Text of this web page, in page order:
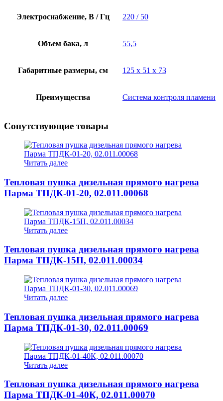
Электроснабжение, В / Гц 220 / 50
Объем бака, л 55,5
Габаритные размеры, см 125 х 51 х 73
Преимущества Система контроля пламени
Сопутствующие товары
Читать далее
Тепловая пушка дизельная прямого нагрева
Парма ТПДК-01-20, 02.011.00068
Читать далее
Тепловая пушка дизельная прямого нагрева
Парма ТПДК-15П, 02.011.00034
Читать далее
Тепловая пушка дизельная прямого нагрева
Парма ТПДК-01-30, 02.011.00069
Читать далее
Тепловая пушка дизельная прямого нагрева
Парма ТПДК-01-40К, 02.011.00070